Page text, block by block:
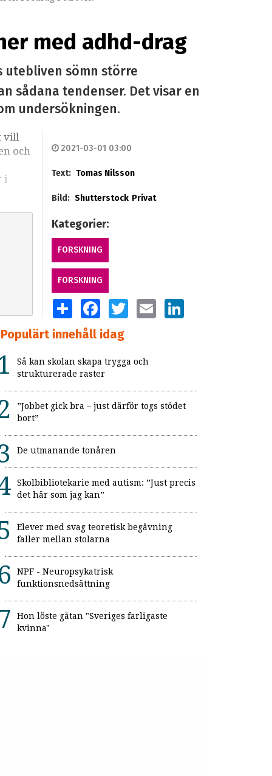
med adhd-drag
utebliven sömn större
sådana tendenser. Det visar en
undersökningen.
vill
och
i
2021-03-01 03:00
Text: Tomas Nilsson
Bild: Shutterstock Privat
Kategorier:
FORSKNING
FORSKNING
SHARE FACEBOOKTWITTEREMAIL LINKEDIN
Populärt innehåll idag
Så kan skolan skapa trygga och
strukturerade raster
”Jobbet gick bra – just därför togs stödet
bort”
De utmanande tonåren
Skolbibliotekarie med autism: ”Just precis
det här som jag kan”
Elever med svag teoretisk begåvning
faller mellan stolarna
NPF - Neuropsykatrisk
funktionsnedsättning
Hon löste gåtan "Sveriges farligaste
kvinna"